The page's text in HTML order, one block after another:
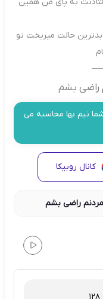
بدترین حالت میریخت تو
راضی بشم
نیم بها محاسبه می
کانال روبیکا
مردنم راضی بشم